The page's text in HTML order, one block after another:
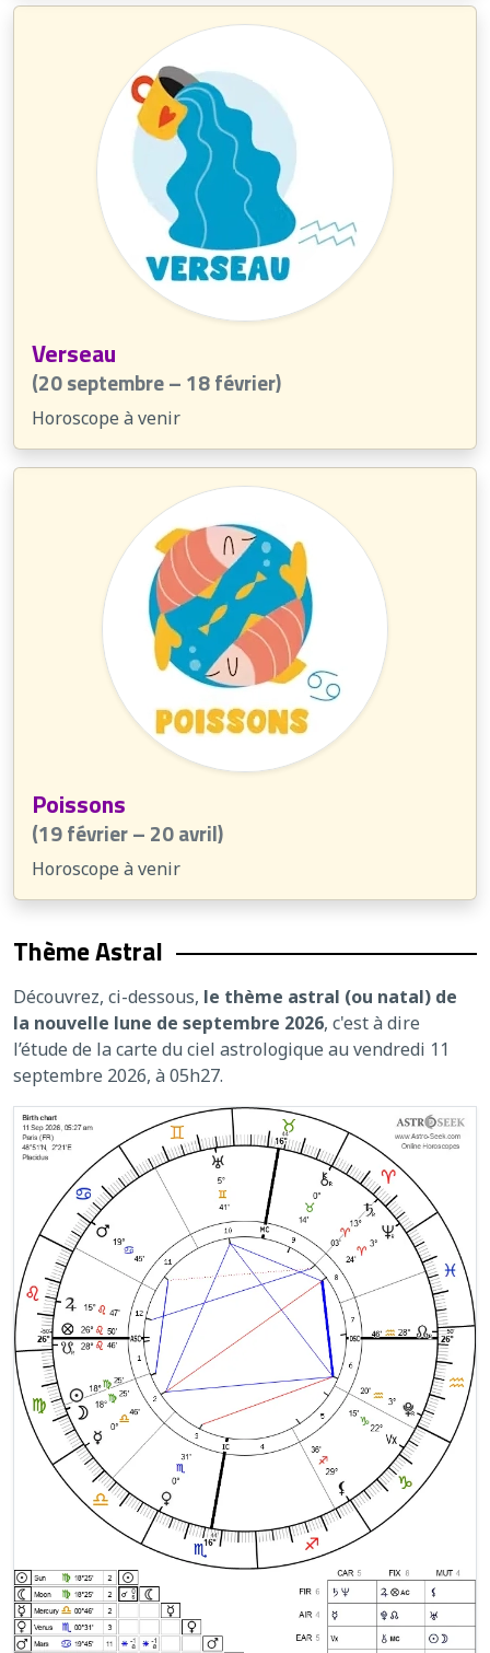
Verseau
(20 septembre – 18 février)
Horoscope à venir
Poissons
(19 février – 20 avril)
Horoscope à venir
Thème Astral
Découvrez, ci-dessous, le thème astral (ou natal) de
la nouvelle lune de septembre 2026, c'est à dire
l’étude de la carte du ciel astrologique au vendredi 11
septembre 2026, à 05h27.